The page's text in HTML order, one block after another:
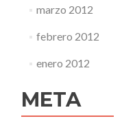
marzo 2012
febrero 2012
enero 2012
META